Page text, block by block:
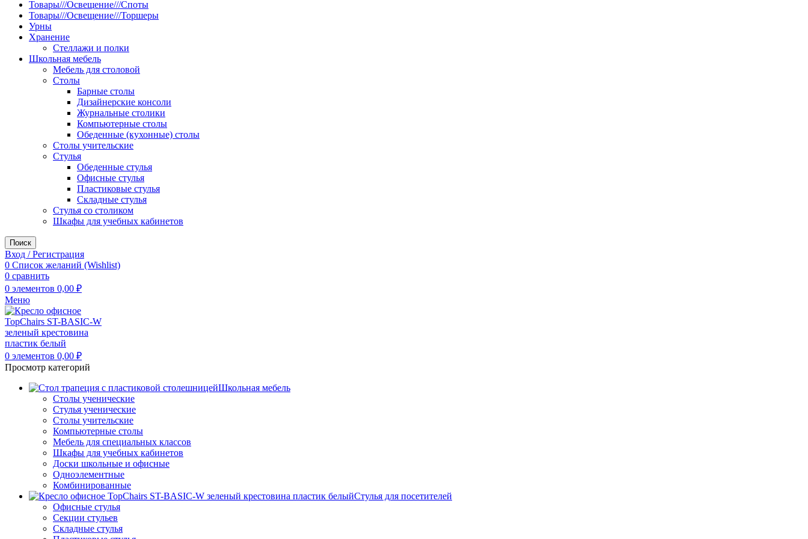
Товары///Освещение///Споты
Товары///Освещение///Торшеры
Урны
Хранение
Стеллажи и полки
Школьная мебель
Мебель для столовой
Столы
Барные столы
Дизайнерские консоли
Журнальные столики
Компьютерные столы
Обеденные (кухонные) столы
Столы учительские
Стулья
Обеденные стулья
Офисные стулья
Пластиковые стулья
Складные стулья
Стулья со столиком
Шкафы для учебных кабинетов
Поиск
Вход / Регистрация
0 Список желаний (Wishlist)
0 сравнить
0 элементов 0,00 ₽
Меню
0 элементов 0,00 ₽
Просмотр категорий
Школьная мебель
Столы ученические
Стулья ученические
Столы учительские
Компьютерные столы
Мебель для специальных классов
Шкафы для учебных кабинетов
Доски школьные и офисные
Одноэлементные
Комбинированные
Стулья для посетителей
Офисные стулья
Секции стульев
Складные стулья